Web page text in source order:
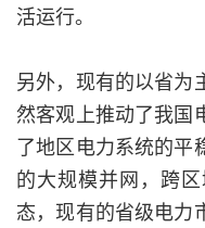
活运行。
另外，现有的以省为
然客观上推动了我国
了地区电力系统的平
的大规模并网，跨
态，现有的省级电力